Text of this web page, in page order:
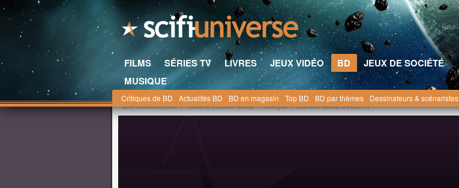
FILMS SÉRIES TV LIVRES JEUX VIDÉO BD
JEUX DE SOCIÉTÉ
MUSIQUE
Critiques de BD Actualités BD BD en magasin Top BD BD par thèmes Dessinateurs & scénaristes
Scifi-Universe.com l'oeuvre Docteur Slump Mangas Docteur Slump #9 [2011]